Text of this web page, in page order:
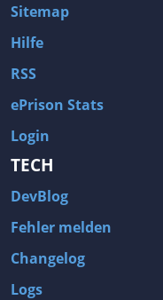
Sitemap
Hilfe
RSS
ePrison Stats
Login
TECH
DevBlog
Fehler melden
Changelog
Logs